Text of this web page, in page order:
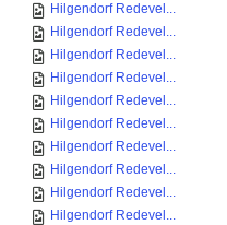
Hilgendorf Redevel...
Hilgendorf Redevel...
Hilgendorf Redevel...
Hilgendorf Redevel...
Hilgendorf Redevel...
Hilgendorf Redevel...
Hilgendorf Redevel...
Hilgendorf Redevel...
Hilgendorf Redevel...
Hilgendorf Redevel...